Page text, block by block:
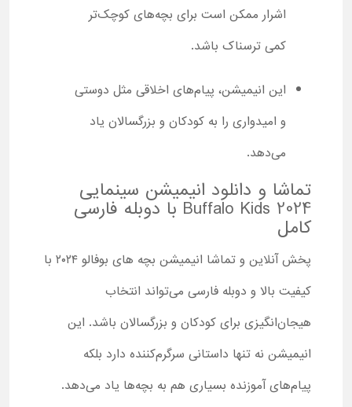
اشرار ممکن است برای بچه‌های کوچک‌تر
کمی ترسناک باشد.
این انیمیشن، پیام‌های اخلاقی مثل دوستی
و امیدواری را به کودکان و بزرگسالان یاد
می‌دهد.
تماشا و دانلود انیمیشن سینمایی
Buffalo Kids 2024 با دوبله فارسی
کامل
پخش آنلاین و تماشا انیمیشن بچه های بوفالو ۲۰۲۴ با
کیفیت بالا و دوبله فارسی می‌تواند انتخاب
هیجان‌انگیزی برای کودکان و بزرگسالان باشد. این
انیمیشن نه تنها داستانی سرگرم‌کننده دارد بلکه
پیام‌های آموزنده بسیاری هم به بچه‌ها یاد می‌دهد.